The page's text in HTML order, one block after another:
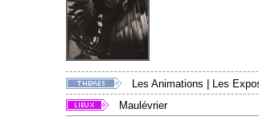
Les Animations Les
Maulévrier